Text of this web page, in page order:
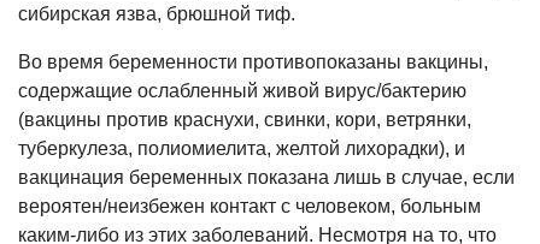
сибирская язва, брюшной тиф.
Во время беременности противопоказаны вакцины,
содержащие ослабленный живой вирус/бактерию
(вакцины против краснухи, свинки, кори, ветрянки,
туберкулеза, полиомиелита, желтой лихорадки), и
вакцинация беременных показана лишь в случае, если
вероятен/неизбежен контакт с человеком, больным
каким-либо из этих заболеваний. Несмотря на то, что